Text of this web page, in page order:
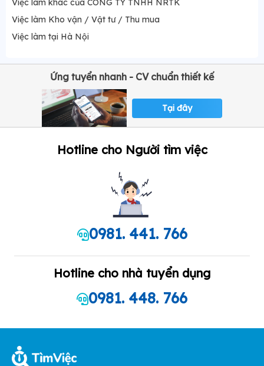
Việc làm khác của CÔNG TY TNHH NRTK
Việc làm Kho vận / Vật tư / Thu mua
Việc làm tại Hà Nội
Ứng tuyển nhanh - CV chuẩn thiết kế
Tại đây
Hotline cho Người tìm việc
0981. 441. 766
Hotline cho nhà tuyển dụng
0981. 448. 766